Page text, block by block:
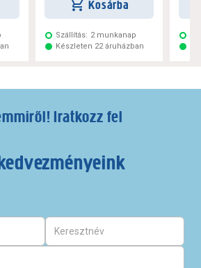
Kosárba
Szállítás: 2 munkanap
Készleten 22 áruházban
Iratkozz fel